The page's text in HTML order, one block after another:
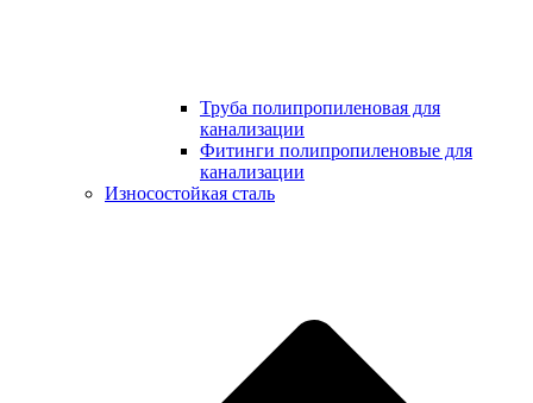
Труба полипропиленовая для
канализации
Фитинги полипропиленовые для
канализации
Износостойкая сталь